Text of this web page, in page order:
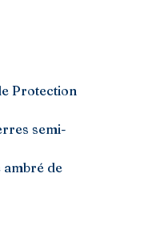
Protection
semi-
de